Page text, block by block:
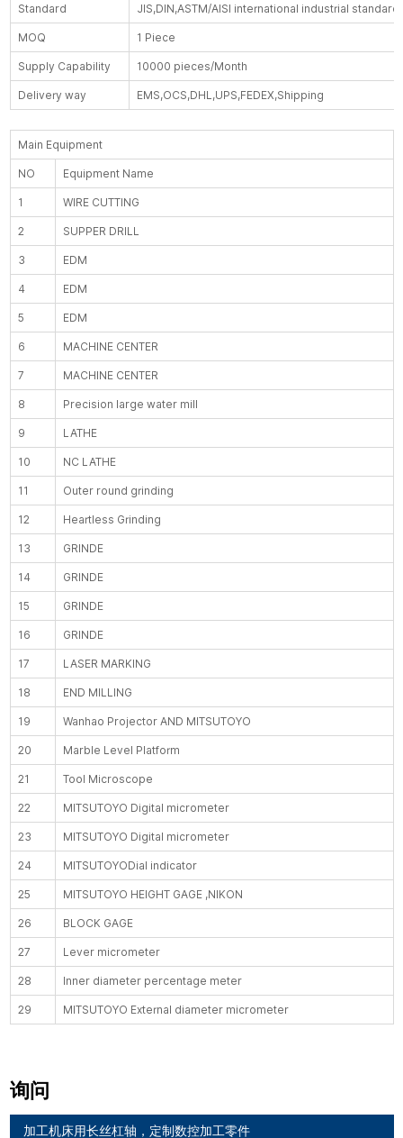
Standard JIS,DIN,ASTM/AISI international industrial standard
MOQ 1 Piece
Supply Capability 10000 pieces/Month
Delivery way EMS,OCS,DHL,UPS,FEDEX,Shipping
Main Equipment
NO Equipment Name
1 WIRE CUTTING
2 SUPPER DRILL
3 EDM
4 EDM
5 EDM
6 MACHINE CENTER
7 MACHINE CENTER
8 Precision large water mill
9 LATHE
10 NC LATHE
11 Outer round grinding
12 Heartless Grinding
13 GRINDE
14 GRINDE
15 GRINDE
16 GRINDE
17 LASER MARKING
18 END MILLING
19 Wanhao Projector AND MITSUTOYO
20 Marble Level Platform
21 Tool Microscope
22 MITSUTOYO Digital micrometer
23 MITSUTOYO Digital micrometer
24 MITSUTOYODial indicator
25 MITSUTOYO HEIGHT GAGE ,NIKON
26 BLOCK GAGE
27 Lever micrometer
28 Inner diameter percentage meter
29 MITSUTOYO External diameter micrometer
询问